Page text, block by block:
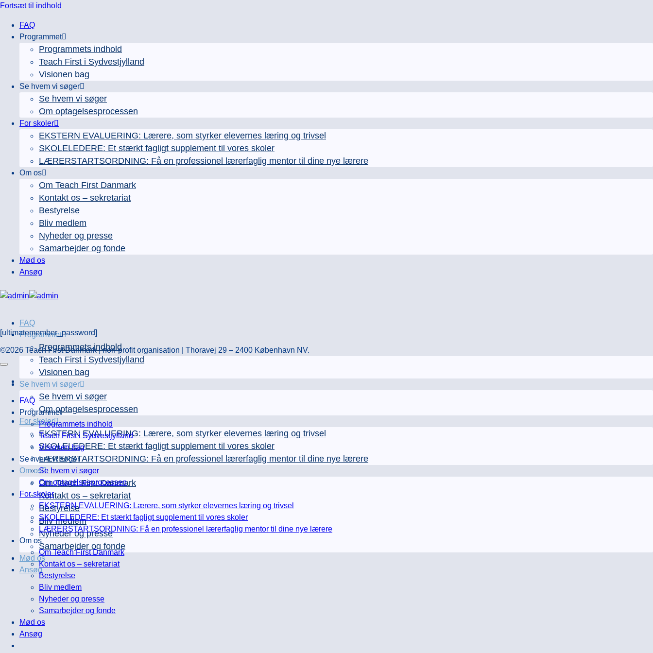
Fortsæt til indhold
FAQ
Programmet
Programmets indhold
Teach First i Sydvestjylland
Visionen bag
Se hvem vi søger
Se hvem vi søger
Om optagelsesprocessen
For skoler
EKSTERN EVALUERING: Lærere, som styrker elevernes læring og trivsel
SKOLELEDERE: Et stærkt fagligt supplement til vores skoler
LÆRERSTARTSORDNING: Få en professionel lærerfaglig mentor til dine nye lærere
Om os
Om Teach First Danmark
Kontakt os – sekretariat
Bestyrelse
Bliv medlem
Nyheder og presse
Samarbejder og fonde
Mød os
Ansøg
FAQ
Programmet
Programmets indhold
Teach First i Sydvestjylland
Visionen bag
Se hvem vi søger
Se hvem vi søger
Om optagelsesprocessen
For skoler
EKSTERN EVALUERING: Lærere, som styrker elevernes læring og trivsel
SKOLELEDERE: Et stærkt fagligt supplement til vores skoler
LÆRERSTARTSORDNING: Få en professionel lærerfaglig mentor til dine nye lærere
Om os
Om Teach First Danmark
Kontakt os – sekretariat
Bestyrelse
Bliv medlem
Nyheder og presse
Samarbejder og fonde
Mød os
Ansøg
[ultimatemember_password]
©2026 Teach First Danmark | non-profit organisation | Thoravej 29 – 2400 København NV.
FAQ
Programmet
Programmets indhold
Teach First i Sydvestjylland
Visionen bag
Se hvem vi søger
Se hvem vi søger
Om optagelsesprocessen
For skoler
EKSTERN EVALUERING: Lærere, som styrker elevernes læring og trivsel
SKOLELEDERE: Et stærkt fagligt supplement til vores skoler
LÆRERSTARTSORDNING: Få en professionel lærerfaglig mentor til dine nye lærere
Om os
Om Teach First Danmark
Kontakt os – sekretariat
Bestyrelse
Bliv medlem
Nyheder og presse
Samarbejder og fonde
Mød os
Ansøg